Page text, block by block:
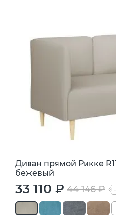
Диван прямой Рикке
бежевый
33 110 ₽ 44 146 ₽